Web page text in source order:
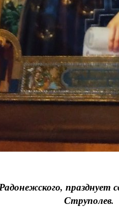
Струполев.